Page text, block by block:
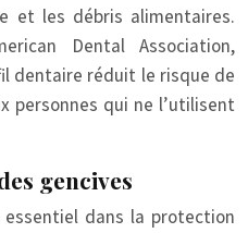
et les débris alimentaires.
Dental Association,
dentaire réduit le risque de
personnes qui ne l’utilisent
gencives
dans la protection